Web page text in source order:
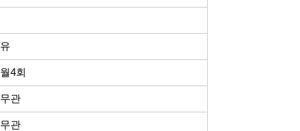
유
월4회
무관
무관